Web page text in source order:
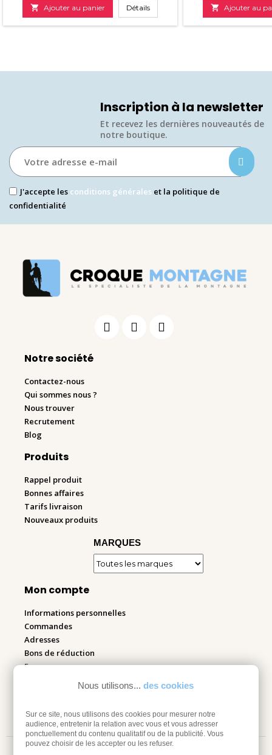
Nous utilisons... des cookies
Sur ce site, nous utilisons des cookies pour mesurer notre
audience, entretenir la relation avec vous et vous adresser
ponctuellement du contenu qualitatif ou de la publicité. Vous
pouvez choisir de les accepter ou les refuser.
 Ajouter au panier Détails  Ajouter au
Inscription à la newsletter
Et recevez les dernières nouveautés de
notre boutique.​
J'accepte les conditions générales et la politique de
confidentialité
Notre société
Contactez-nous
Qui sommes nous ?
Nous trouver
Recrutement
Blog
Produits
Rappel produit
Bonnes affaires
Tarifs livraison
Nouveaux produits
MARQUES
Mon compte
Informations personnelles
Commandes
Adresses
Bons de réduction
Espace pro